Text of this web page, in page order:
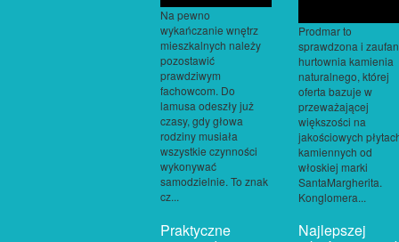
Na pewno
wykańczanie wnętrz
mieszkalnych należy
pozostawić
prawdziwym
fachowcom. Do
lamusa odeszły już
czasy, gdy głowa
rodziny musiała
wszystkie czynności
wykonywać
samodzielnie. To znak
cz...
Prodmar to
sprawdzona i
hurtownia kamienia
naturalnego, której
oferta bazuje w
przeważającej
większości na
jakościowych
kamiennych od
włoskiej marki
SantaMargherita.
Konglomera...
Praktyczne Najlepszej